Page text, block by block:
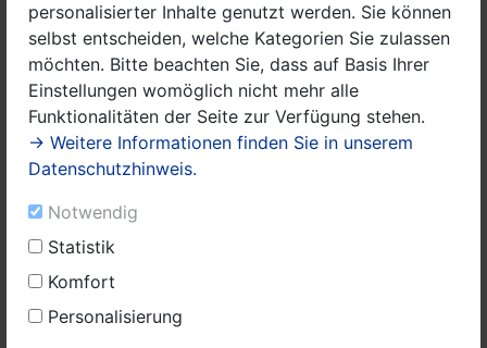
personalisierter Inhalte genutzt werden. Sie können
selbst entscheiden, welche Kategorien Sie zulassen
möchten. Bitte beachten Sie, dass auf Basis Ihrer
Einstellungen womöglich nicht mehr alle
Funktionalitäten der Seite zur Verfügung stehen.
→ Weitere Informationen finden Sie in unserem
Datenschutzhinweis.
Notwendig
Statistik
Komfort
Personalisierung